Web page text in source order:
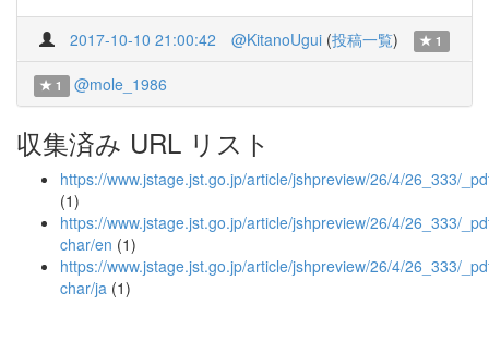
2017-10-10 21:00:42 @KitanoUgui (投稿一覧) 1
1 @mole_1986
収集済み URL リスト
https://www.jstage.jst.go.jp/article/jshpreview/26/4/26_333/
(1)
https://www.jstage.jst.go.jp/article/jshpreview/26/4/26_333/
char/en (1)
https://www.jstage.jst.go.jp/article/jshpreview/26/4/26_333/
char/ja (1)